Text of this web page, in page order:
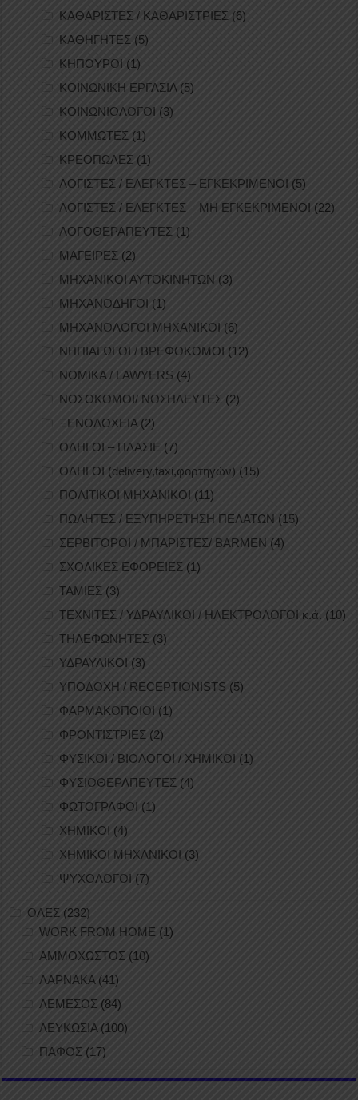
ΚΑΘΑΡΙΣΤΕΣ / ΚΑΘΑΡΙΣΤΡΙΕΣ (6)
ΚΑΘΗΓΗΤΕΣ (5)
ΚΗΠΟΥΡΟΙ (1)
ΚΟΙΝΩΝΙΚΗ ΕΡΓΑΣΙΑ(5)
ΚΟΙΝΩΝΙΟΛΟΓΟΙ (3)
ΚΟΜΜΩΤΕΣ (1)
ΚΡΕΟΠΩΛΕΣ (1)
ΛΟΓΙΣΤΕΣ / ΕΛΕΓΚΤΕΣ – ΕΓΚΕΚΡΙΜΕΝΟΙ (5)
ΛΟΓΙΣΤΕΣ / ΕΛΕΓΚΤΕΣ – ΜΗ ΕΓΚΕΚΡΙΜΕΝΟΙ (22)
ΛΟΓΟΘΕΡΑΠΕΥΤΕΣ (1)
ΜΑΓΕΙΡΕΣ (2)
ΜΗΧΑΝΙΚΟΙ ΑΥΤΟΚΙΝΗΤΩΝ (3)
ΜΗΧΑΝΟΔΗΓΟΙ (1)
ΜΗΧΑΝΟΛΟΓΟΙ ΜΗΧΑΝΙΚΟΙ (6)
ΝΗΠΙΑΓΩΓΟΙ / ΒΡΕΦΟΚΟΜΟΙ (12)
ΝΟΜΙΚΑ / LAWYERS (4)
ΝΟΣΟΚΟΜΟΙ/ ΝΟΣΗΛΕΥΤΕΣ (2)
ΞΕΝΟΔΟΧΕΙΑ(2)
ΟΔΗΓΟΙ – ΠΛΑΣΙΕ (7)
ΟΔΗΓΟΙ (delivery,taxi,φορτηγών) (15)
ΠΟΛΙΤΙΚΟΙ ΜΗΧΑΝΙΚΟΙ (11)
ΠΩΛΗΤΕΣ / ΕΞΥΠΗΡΕΤΗΣΗ ΠΕΛΑΤΩΝ (15)
ΣΕΡΒΙΤΟΡΟΙ / ΜΠΑΡΙΣΤΕΣ/ BARMEN (4)
ΣΧΟΛΙΚΕΣ ΕΦΟΡΕΙΕΣ (1)
ΤΑΜΙΕΣ (3)
ΤΕΧΝΙΤΕΣ / ΥΔΡΑΥΛΙΚΟΙ / ΗΛΕΚΤΡΟΛΟΓΟΙ κ.ά. (10)
ΤΗΛΕΦΩΝΗΤΕΣ (3)
ΥΔΡΑΥΛΙΚΟΙ (3)
ΥΠΟΔΟΧΗ / RECEPTIONISTS (5)
ΦΑΡΜΑΚΟΠΟΙΟΙ (1)
ΦΡΟΝΤΙΣΤΡΙΕΣ (2)
ΦΥΣΙΚΟΙ / ΒΙΟΛΟΓΟΙ / ΧΗΜΙΚΟΙ (1)
ΦΥΣΙΟΘΕΡΑΠΕΥΤΕΣ (4)
ΦΩΤΟΓΡΑΦΟΙ (1)
ΧΗΜΙΚΟΙ (4)
ΧΗΜΙΚΟΙ ΜΗΧΑΝΙΚΟΙ (3)
ΨΥΧΟΛΟΓΟΙ (7)
ΟΛΕΣ (232)
WORK FROM HOME (1)
ΑΜΜΟΧΩΣΤΟΣ (10)
ΛΑΡΝΑΚΑ (41)
ΛΕΜΕΣΟΣ (84)
ΛΕΥΚΩΣΙΑ(100)
ΠΑΦΟΣ (17)